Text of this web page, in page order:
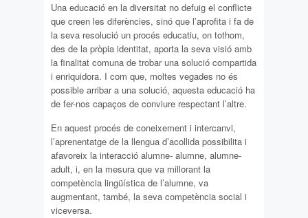
Una educació en la diversitat no defuig el conflicte
que creen les diferències, sinó que l’aprofita i fa de
la seva resolució un procés educatiu, on tothom,
des de la pròpia identitat, aporta la seva visió amb
la finalitat comuna de trobar una solució compartida
i enriquidora. I com que, moltes vegades no és
possible arribar a una solució, aquesta educació ha
de fer-nos capaços de conviure respectant l’altre.
En aquest procés de coneixement i intercanvi,
l’aprenentatge de la llengua d’acollida possibilita i
afavoreix la interacció alumne- alumne, alumne-
adult, i, en la mesura que va millorant la
competència lingüística de l’alumne, va
augmentant, també, la seva competència social i
viceversa.